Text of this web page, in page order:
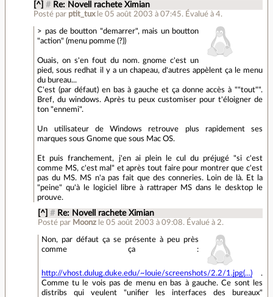
[^] # Re: Novell rachete Ximian
Posté par ptit_tux le 05 août 2003 à 07:45. Évalué à4.
> pas de boutton "demarrer", mais un boutton
"action" (menu pomme (?))
Ouais, on s'en fout du nom. gnome c'est un
pied, sous redhat il y a un chapeau, d'autres appèlent ça le menu
du bureau...
C'est (par défaut) en bas à gauche et ça donne accès à ""tout"".
Bref, du windows. Après tu peux customiser pour t'éloigner de
ton "ennemi".
Un utilisateur de Windows retrouve plus rapidement ses
marques sous Gnome que sous Mac OS.
Et puis franchement, j'en ai plein le cul du préjugé "si c'est
comme MS, c'est mal" et après tout faire pour montrer que c'est
pas du MS. MS n'a pas fait que des conneries. Loin de là. Et la
"peine" qu'à le logiciel libre à rattraper MS dans le desktop le
prouve.
[^] # Re: Novell rachete Ximian
Posté par Moonz le 05 août 2003 à 09:08. Évalué à 2.
Non, par défaut ça se présente à peu près
comme ça :
http://vhost.dulug.duke.edu/~louie/screenshots/2.2/1.jpg(...).
Comme tu le vois pas de menu en bas à gauche. Ce sont les
distribs qui veulent "unifier les interfaces des bureaux"